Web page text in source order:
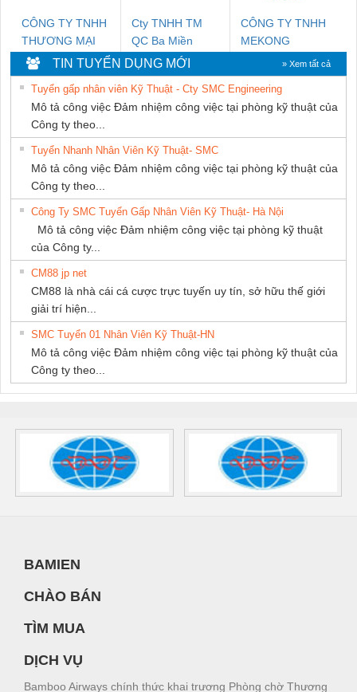
CÔNG TY TNHH
THƯƠNG MẠI
THIÊN ÂN VIỆT
NAM
Cty TNHH TM
QC Ba Miền
CÔNG TY TNHH
MEKONG
SUPPLY
TIN TUYỂN DỤNG MỚI » Xem tất cả
Tuyển gấp nhân viên Kỹ Thuật - Cty SMC Engineering
Mô tả công việc Đảm nhiệm công việc tại phòng kỹ thuật của
Công ty theo...
Tuyển Nhanh Nhân Viên Kỹ Thuật- SMC
Mô tả công việc Đảm nhiệm công việc tại phòng kỹ thuật của
Công ty theo...
Công Ty SMC Tuyển Gấp Nhân Viên Kỹ Thuật- Hà Nội
Mô tả công việc Đảm nhiệm công việc tại phòng kỹ thuật
của Công ty...
CM88 jp net
CM88 là nhà cái cá cược trực tuyến uy tín, sở hữu thế giới
giải trí hiện...
SMC Tuyển 01 Nhân Viên Kỹ Thuật-HN
Mô tả công việc Đảm nhiệm công việc tại phòng kỹ thuật của
Công ty theo...
BAMIEN
CHÀO BÁN
TÌM MUA
DỊCH VỤ
Bamboo Airways chính thức khai trương Phòng chờ Thương